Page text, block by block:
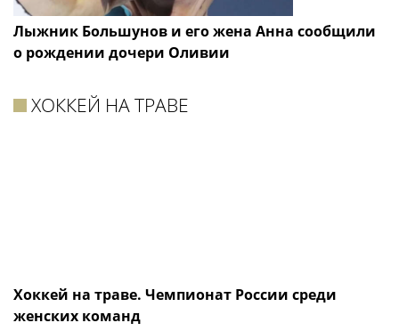
Лыжник Большунов и его жена Анна сообщили
о рождении дочери Оливии
ХОККЕЙ НА ТРАВЕ
Хоккей на траве. Чемпионат России среди
женских команд